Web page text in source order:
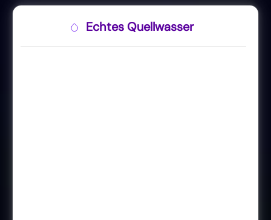
Echtes Quellwasser